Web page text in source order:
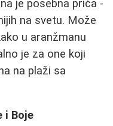
je posebna priča -
na svetu. Može
u aranžmanu
je za one koji
na plaži sa
i Boje